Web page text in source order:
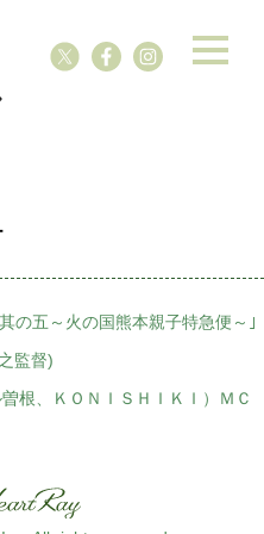
の五～火の国熊本親子特急便～｣
監督)
根、ＫＯＮＩＳＨＩＫＩ）ＭＣ